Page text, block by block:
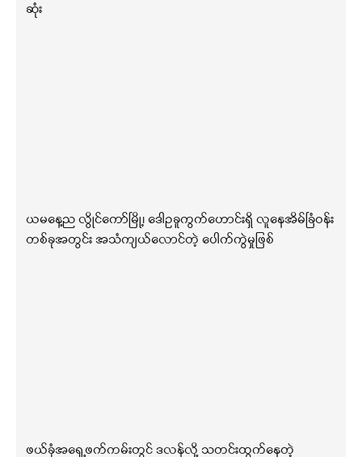
ဆုံး
ယမနေ့ည လွိုင်ကော်မြို့၊ ဒေါဥခူကွက်ဟောင်းရှိ လူနေအိမ်ခြံဝန်း
တစ်ခုအတွင်း အသံကျယ်လောင်တဲ့ ပေါက်ကွဲမှုဖြစ်
ဖယ်ခုံအရှေ့ဖက်ကမ်းတွင် ဒလန်လို့ သတင်းထွက်နေတဲ့